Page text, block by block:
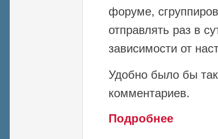
форуме,
отправлять раз в
зависимости от
Удобно было бы
комментариев.
Подробнее